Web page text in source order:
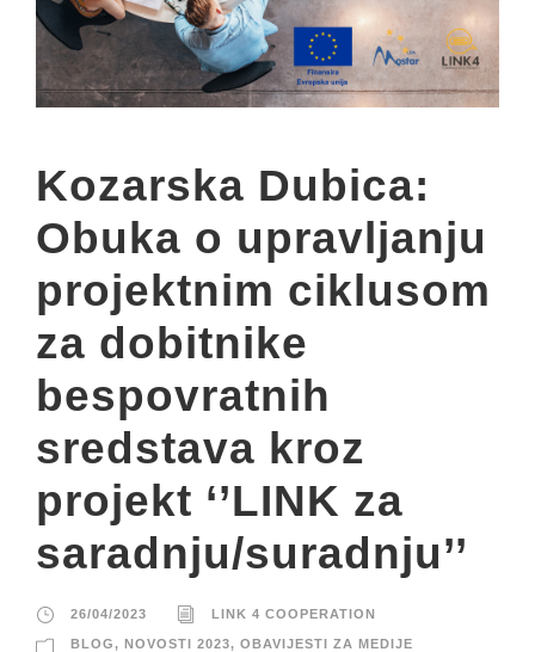
Kozarska Dubica:
Obuka o upravljanju
projektnim ciklusom
za dobitnike
bespovratnih
sredstava kroz
projekt ‘’LINK za
saradnju/suradnju’’
26/04/2023 LINK 4 COOPERATION
BLOG, NOVOSTI 2023, OBAVIJESTI ZA MEDIJE